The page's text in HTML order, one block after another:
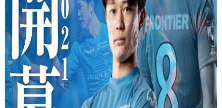
ヒストリー
サステナビリティ
ホームタウン活動
横浜FCスポーツクラブ
ニッパツ横浜FCシーガルズ
ゲームスチュワード
クラブメンバー
スタータークラブ
スペシャルコンテンツ
オリジナルビール
育成ビジョン
試合日程・結果
アカデミー選手
アカデミースタッフ
フェニックスクラブ
パートナー
パートナー一覧
あしながドリーム基金
お問い合わせ
お問い合わせ